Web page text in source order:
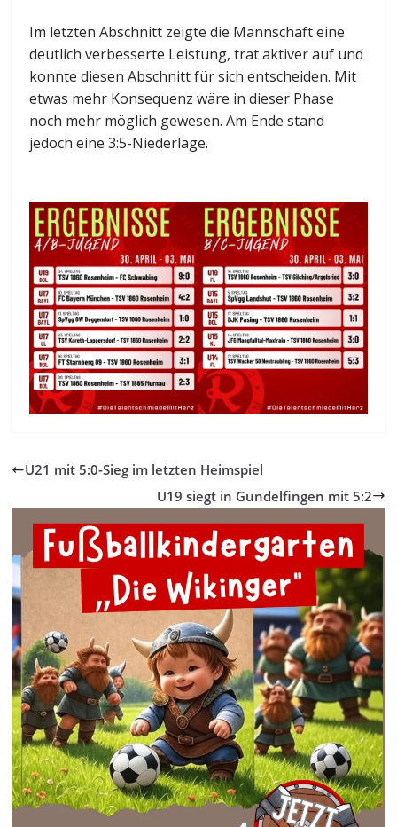
Im letzten Abschnitt zeigte die Mannschaft eine
deutlich verbesserte Leistung, trat aktiver auf und
konnte diesen Abschnitt für sich entscheiden. Mit
etwas mehr Konsequenz wäre in dieser Phase
noch mehr möglich gewesen. Am Ende stand
jedoch eine 3:5-Niederlage.
U21 mit 5:0-Sieg im letzten Heimspiel
U19 siegt in Gundelfingen mit 5:2